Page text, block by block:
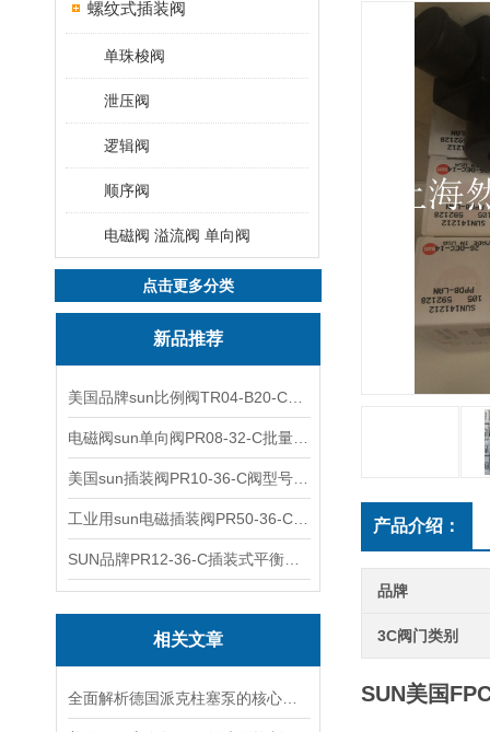
螺纹式插装阀
单珠梭阀
泄压阀
逻辑阀
顺序阀
电磁阀 溢流阀 单向阀
点击更多分类
新品推荐
相关文章
产品介绍：
品牌
3C阀门类别
SUN美国